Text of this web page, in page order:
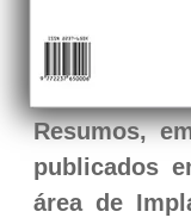
Resumos,
publicados
área de